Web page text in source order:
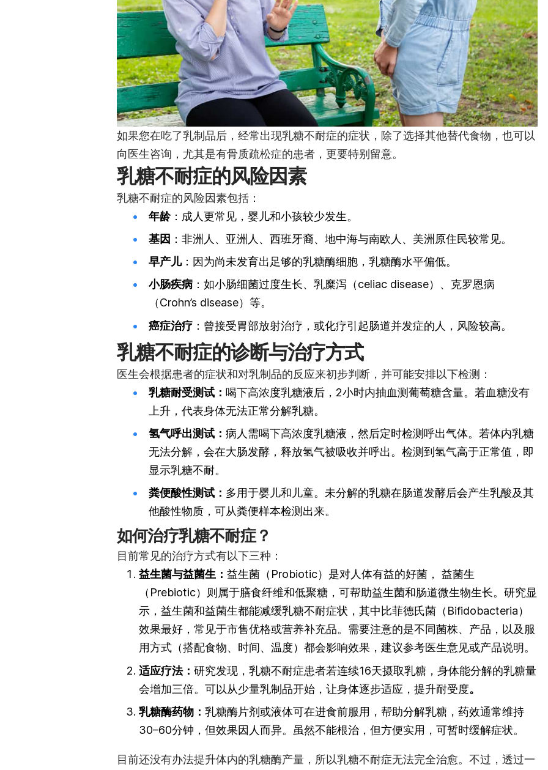
如果您在吃了乳制品后，经常出现乳糖不耐症的症状，除了选择其他替代食物，也可以
向医生咨询，尤其是有骨质疏松症的患者，更要特别留意。
乳糖不耐症的风险因素
乳糖不耐症的风险因素包括：
年龄：成人更常见，婴儿和小孩较少发生。
基因 ：非洲人、亚洲人、西班牙裔、地中海与南欧人、美洲原住民较常见。
早产儿：因为尚未发育出足够的乳糖酶细胞，乳糖酶水平偏低。
小肠疾病 ：如小肠细菌过度生长、乳糜泻（celiac disease）、克罗恩病
（Crohn’s disease）等。
癌症治疗 ：曾接受胃部放射治疗，或化疗引起肠道并发症的人，风险较高。
乳糖不耐症的诊断与治疗方式
医生会根据患者的症状和对乳制品的反应来初步判断，并可能安排以下检测：
乳糖耐受测试： 喝下高浓度乳糖液后，2小时内抽血测葡萄糖含量。若血糖没有
上升，代表身体无法正常分解乳糖。
氢气呼出测试： 病人需喝下高浓度乳糖液，然后定时检测呼出气体。若体内乳糖
无法分解，会在大肠发酵，释放氢气被吸收并呼出。检测到氢气高于正常值，即
显示乳糖不耐。
粪便酸性测试： 多用于婴儿和儿童。未分解的乳糖在肠道发酵后会产生乳酸及其
他酸性物质，可从粪便样本检测出来。
如何治疗乳糖不耐症？
目前常见的治疗方式有以下三种：
益生菌与益菌生： 益生菌（Probiotic）是对人体有益的好菌， 益菌生
（Prebiotic）则属于膳食纤维和低聚糖，可帮助益生菌和肠道微生物生长。研究显
示，益生菌和益菌生都能减缓乳糖不耐症状，其中比菲德氏菌（Bifidobacteria）
效果最好，常见于市售优格或营养补充品。需要注意的是不同菌株、产品，以及服
用方式（搭配食物、时间、温度）都会影响效果，建议参考医生意见或产品说明。
适应疗法： 研究发现，乳糖不耐症患者若连续16天摄取乳糖，身体能分解的乳糖量
会增加三倍。可以从少量乳制品开始，让身体逐步适应，提升耐受度。
乳糖酶药物： 乳糖酶片剂或液体可在进食前服用，帮助分解乳糖，药效通常维持
30–60分钟，但效果因人而异。虽然不能根治，但方便实用，可暂时缓解症状。
目前还没有办法提升体内的乳糖酶产量，所以乳糖不耐症无法完全治愈。不过，透过一